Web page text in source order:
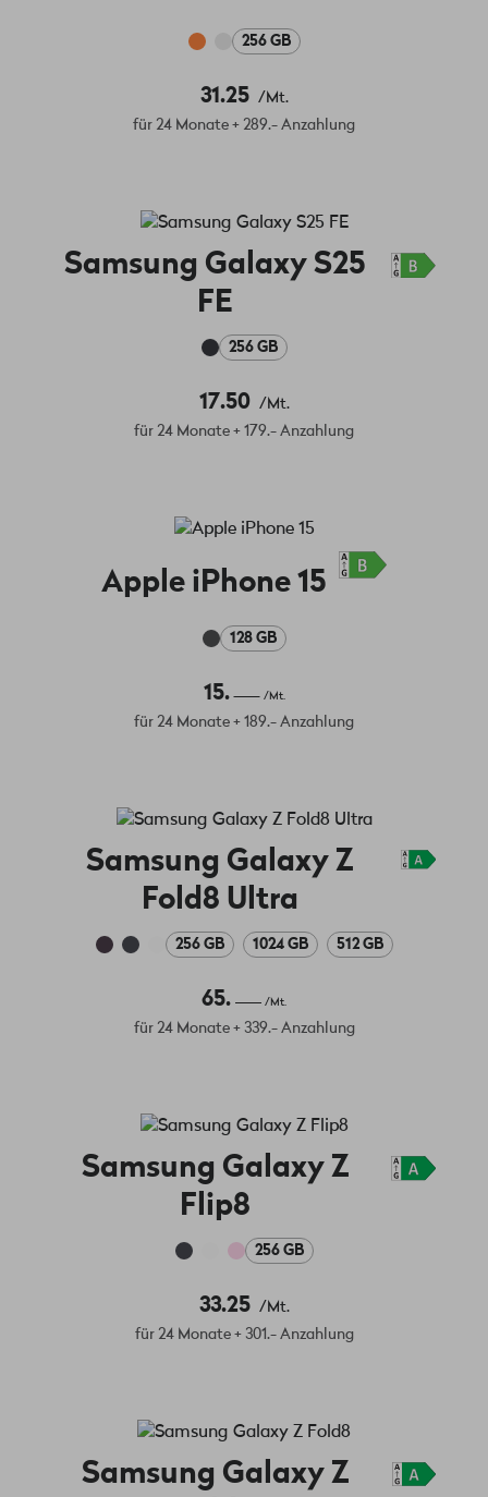
256 GB
31.25
/Mt.
für 24 Monate + 289.- Anzahlung
Samsung Galaxy S25
FE
256 GB
17.50
/Mt.
für 24 Monate + 179.- Anzahlung
Apple iPhone 15
128 GB
15. /Mt.
für 24 Monate + 189.- Anzahlung
Samsung Galaxy Z
Fold8 Ultra
256 GB 1024 GB 512 GB
65. /Mt.
für 24 Monate + 339.- Anzahlung
Samsung Galaxy Z
Flip8
256 GB
33.25
/Mt.
für 24 Monate + 301.- Anzahlung
Samsung Galaxy Z